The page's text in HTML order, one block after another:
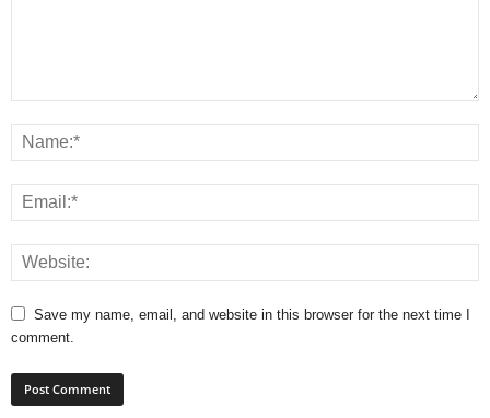
Save my name, email, and website in this browser for the next time I
comment.